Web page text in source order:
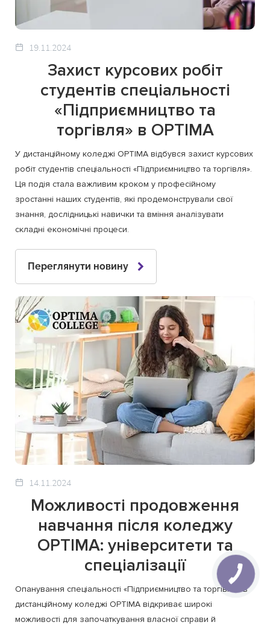
19.11.2024
Захист курсових робіт
студентів спеціальності
«Підприємництво та
торгівля» в OPTIMA
У дистанційному коледжі OPTIMA відбувся захист курсових
робіт студентів спеціальності «Підприємництво та торгівля».
Ця подія стала важливим кроком у професійному
зростанні наших студентів, які продемонстрували свої
знання, дослідницькі навички та вміння аналізувати
складні економічні процеси.
Переглянути новину
14.11.2024
Можливості продовження
навчання після коледжу
OPTIMA: університети та
спеціалізації
Опанування спеціальності «Підприємництво та торгівля» в
дистанційному коледжі OPTIMA відкриває широкі
можливості для започаткування власної справи й